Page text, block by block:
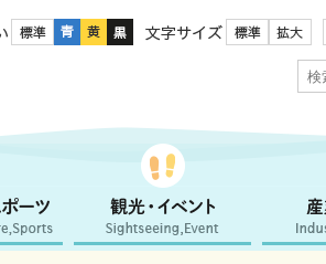
色合い 文字サイズ